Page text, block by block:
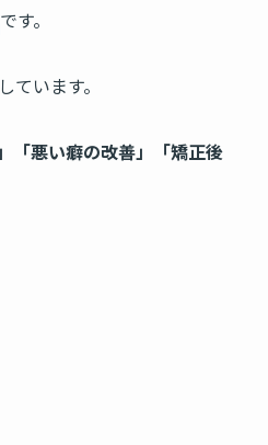
です。
います。
「悪い癖の改善」「矯正後